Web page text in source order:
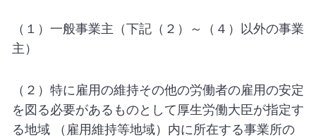
（１）一般事業主（下記（２）～（４）以外の事業
主）
（２）特に雇用の維持その他の労働者の雇用の安定
を図る必要があるものとして厚生労働大臣が指定す
る地域 （雇用維持等地域）内に所在する事業所の